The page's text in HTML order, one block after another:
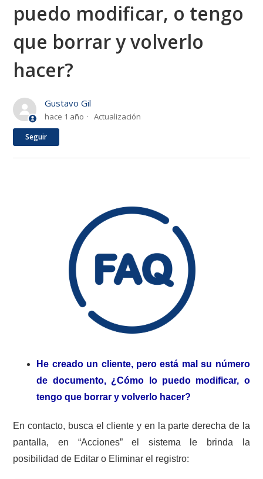
puedo modificar, o tengo
que borrar y volverlo
hacer?
Gustavo Gil
hace 1 año Actualización
Seguir
He creado un cliente, pero está mal su número
de documento, ¿Cómo lo puedo modificar, o
tengo que borrar y volverlo hacer?
En contacto, busca el cliente y en la parte derecha de la
pantalla, en “Acciones” el sistema le brinda la
posibilidad de Editar o Eliminar el registro: